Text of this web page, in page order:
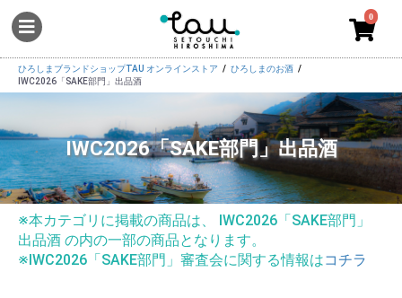
0
ひろしまブランドショップTAU オンラインストア
ひろしまのお酒
IWC2026「SAKE部門」出品酒
IWC2026「SAKE部門」出品酒
※本カテゴリに掲載の商品は、 IWC2026「SAKE部門」
出品酒 の内の一部の商品となります。
※IWC2026「SAKE部門」審査会に関する情報はコチラ